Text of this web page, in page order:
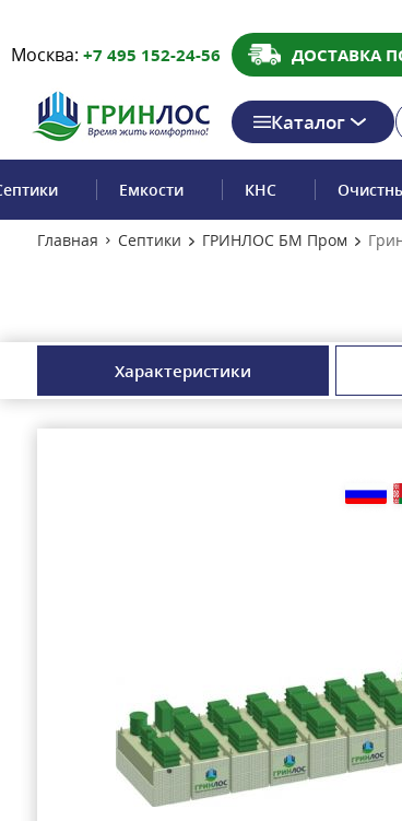
Москва: +7 495 152-24-56 ДОСТАВКА
Каталог
Емкости КНС
Главная Септики ГРИНЛОС БМ Пром
Характеристики